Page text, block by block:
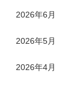
2026年6月
2026年5月
2026年4月